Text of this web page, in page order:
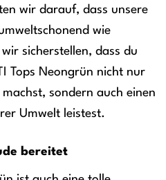
wir darauf, dass unsere
wie
sicherstellen, dass du
Tops Neongrün nicht nur
sondern auch einen
Umwelt leistest.
bereitet